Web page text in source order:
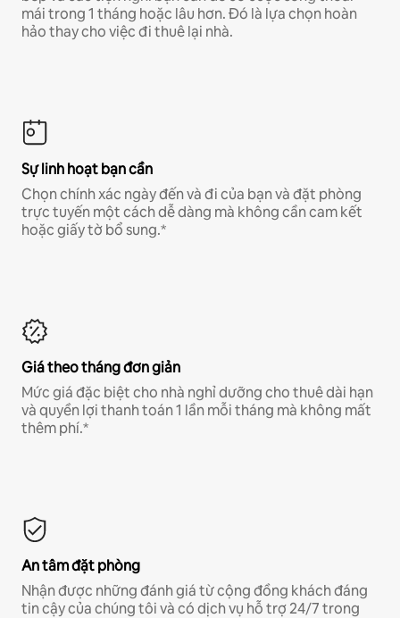
mái trong 1 tháng hoặc lâu hơn. Đó là lựa chọn hoàn
hảo thay cho việc đi thuê lại nhà.
Sự linh hoạt bạn cần
Chọn chính xác ngày đến và đi của bạn và đặt phòng
trực tuyến một cách dễ dàng mà không cần cam kết
hoặc giấy tờ bổ sung.*
Giá theo tháng đơn giản
Mức giá đặc biệt cho nhà nghỉ dưỡng cho thuê dài hạn
và quyền lợi thanh toán 1 lần mỗi tháng mà không mất
thêm phí.*
An tâm đặt phòng
Nhận được những đánh giá từ cộng đồng khách đáng
tin cậy của chúng tôi và có dịch vụ hỗ trợ 24/7 trong